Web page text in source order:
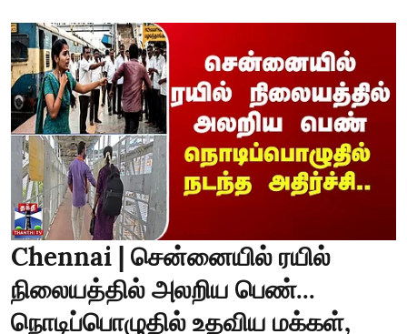
Chennai | சென்னையில் ரயில்
நிலையத்தில் அலறிய பெண்...
நொடிப்பொழுதில் உதவிய மக்கள்,